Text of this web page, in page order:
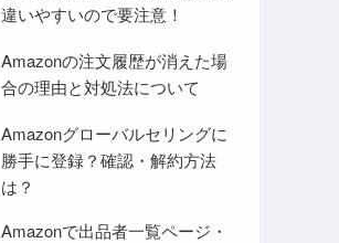
違いやすいので要注意！
Amazonの注文履歴が消えた場
合の理由と対処法について
Amazonグローバルセリングに
勝手に登録？確認・解約方法
は？
Amazonで出品者一覧ページ・